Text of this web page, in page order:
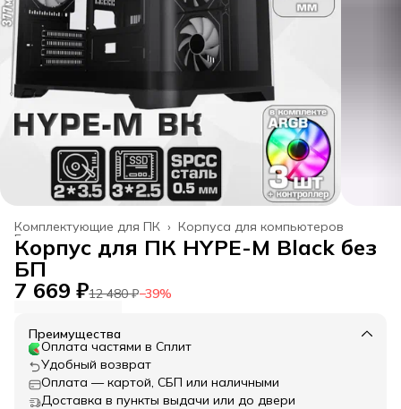
Корпуса для компьютеров
Комплектующие для ПК ›
Главная
Корпус для ПК HYPE-M Black без
БП
7 669 ₽12 480 ₽−39%
Преимущества
Оплата частями в Сплит
Удобный возврат
Оплата — картой, СБП или наличными
Доставка в пункты выдачи или до двери